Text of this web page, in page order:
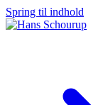
Spring til indhold